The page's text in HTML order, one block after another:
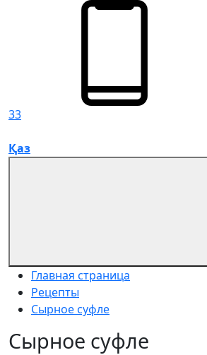
33
Қаз
Главная страница
Рецепты
Сырное суфле
Сырное суфле